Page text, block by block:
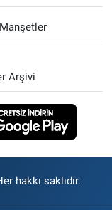
Arşivi
hakkı saklıdır.